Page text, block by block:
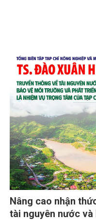
Nâng cao nhận
tài nguyên nước